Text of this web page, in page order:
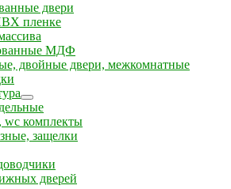
двери
пленке
МДФ
двойные двери, межкомнатные
wc комплекты
защелки
дверей